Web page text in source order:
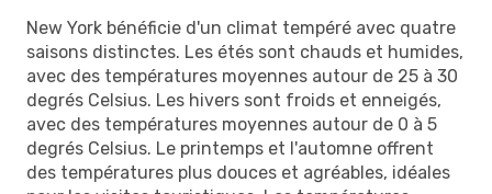
New York bénéficie d'un climat tempéré avec quatre
saisons distinctes. Les étés sont chauds et humides,
avec des températures moyennes autour de 25 à 30
degrés Celsius. Les hivers sont froids et enneigés,
avec des températures moyennes autour de 0 à 5
degrés Celsius. Le printemps et l'automne offrent
des températures plus douces et agréables, idéales